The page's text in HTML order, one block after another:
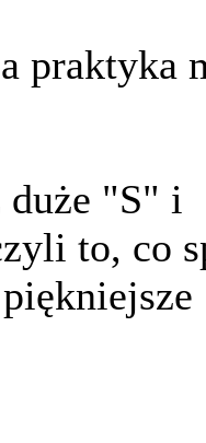
praktyka
duże "S" i
to, co